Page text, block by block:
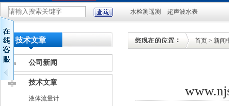
水检测遥测 超声波水表
技术文章
公司新闻
技术文章
液体流量计
首页 > 新闻